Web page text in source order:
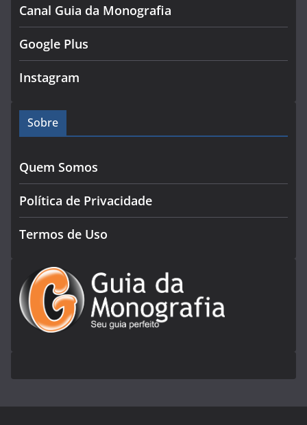
Canal Guia da Monografia
Google Plus
Instagram
Sobre
Quem Somos
Política de Privacidade
Termos de Uso